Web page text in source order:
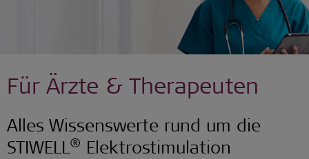
Für Ärzte & Therapeuten
Alles Wissenswerte rund um die
STIWELL® Elektrostimulation